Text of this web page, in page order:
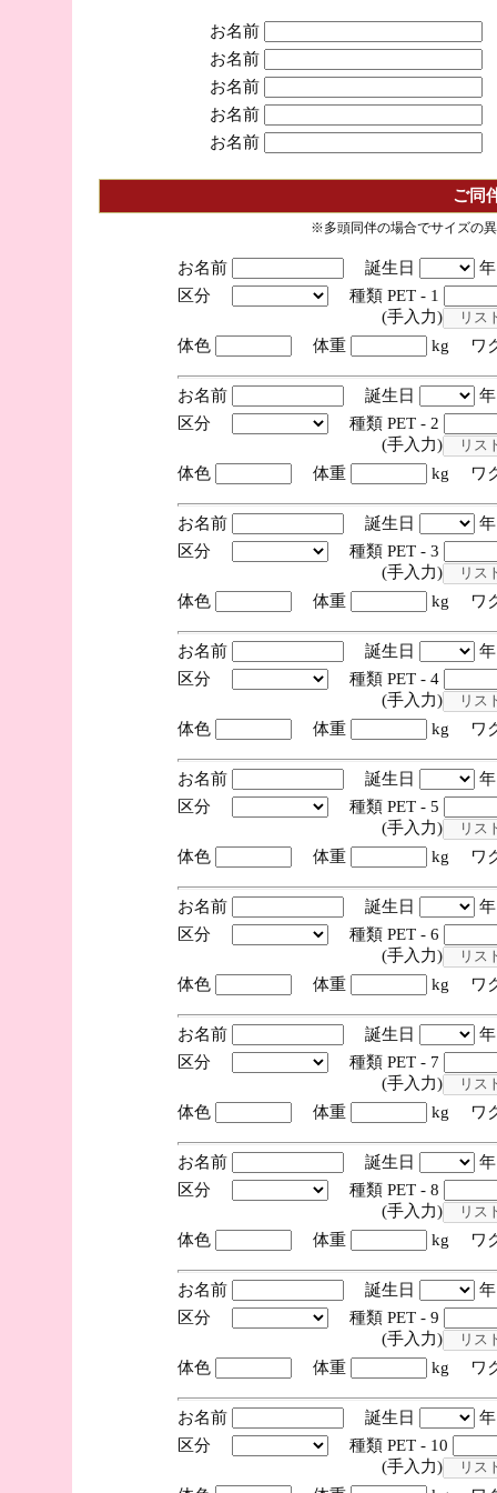
お名前
お名前
お名前
お名前
お名前
ご同
※多頭同伴の場合でサイズの
お名前 誕生日
区分
種類 PET - 1
(手入力)
体色
体重 kg ワ
お名前 誕生日
区分
種類 PET - 2
(手入力)
体色
体重 kg ワ
お名前 誕生日
区分
種類 PET - 3
(手入力)
体色
体重 kg ワ
お名前 誕生日
区分
種類 PET - 4
(手入力)
体色
体重 kg ワ
お名前 誕生日
区分
種類 PET - 5
(手入力)
体色
体重 kg ワ
お名前 誕生日
区分
種類 PET - 6
(手入力)
体色
体重 kg ワ
お名前 誕生日
区分
種類 PET - 7
(手入力)
体色
体重 kg ワ
お名前 誕生日
区分
種類 PET - 8
(手入力)
体色
体重 kg ワ
お名前 誕生日
区分
種類 PET - 9
(手入力)
体色
体重 kg ワ
お名前 誕生日
区分
種類 PET - 10
(手入力)